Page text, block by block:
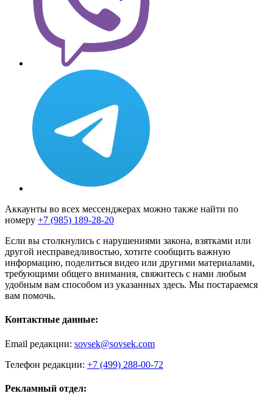
Аккаунты во всех мессенджерах можно также найти по
номеру +7 (985) 189-28-20
Если вы столкнулись с нарушениями закона, взятками или
другой несправедливостью, хотите сообщить важную
информацию, поделиться видео или другими материалами,
требующими общего внимания, свяжитесь с нами любым
удобным вам способом из указанных здесь. Мы постараемся
вам помочь.
Контактные данные:
Email редакции: sovsek@sovsek.com
Телефон редакции: +7 (499) 288-00-72
Рекламный отдел: